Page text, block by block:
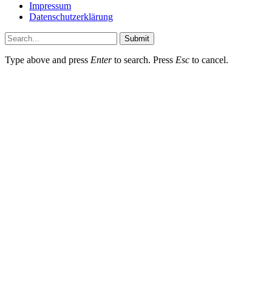
Impressum
Datenschutzerklärung
Submit
Type above and press Enterto search. Press Esc to cancel.